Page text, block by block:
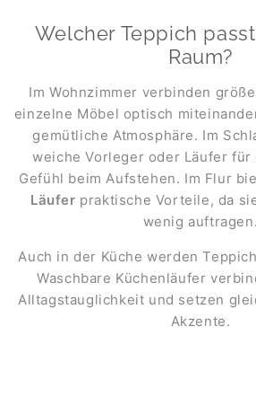
Welcher Teppich
Raum?
Im Wohnzimmer verbinden
einzelne Möbel optisch
gemütliche Atmosphäre. Im
weiche Vorleger oder Läufer für
Gefühl beim Aufstehen. Im Flur
Läufer praktische Vorteile, da
wenig auftragen.
Auch in der Küche werden
Waschbare Küchenläufer
Alltagstauglichkeit und setzen
Akzente.